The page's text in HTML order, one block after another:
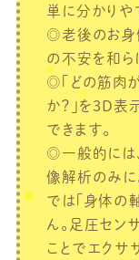
単に分かりや
◎老後のお身
の不安を和ら
◎「どの筋肉
か？」を3D
できます。
◎一般的には
像解析のみに
では「身体の
ん。足圧セン
ことでエクサ